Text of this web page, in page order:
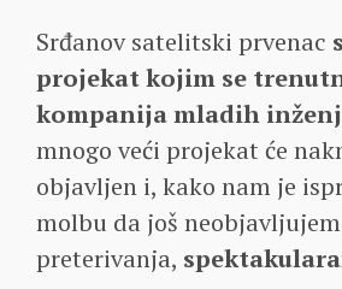
Srđanov satelitski prvenac
projekat kojim se
kompanija mladih
mnogo veći projekat će
objavljen i, kako nam je
molbu da još
preterivanja,